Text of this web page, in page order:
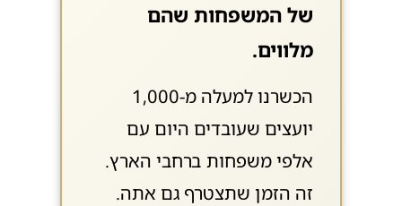
של המשפחות שהם
מלווים.
הכשרנו למעלה מ-1,000
יועצים שעובדים היום עם
אלפי משפחות ברחבי הארץ.
זה הזמן שתצטרף גם אתה.